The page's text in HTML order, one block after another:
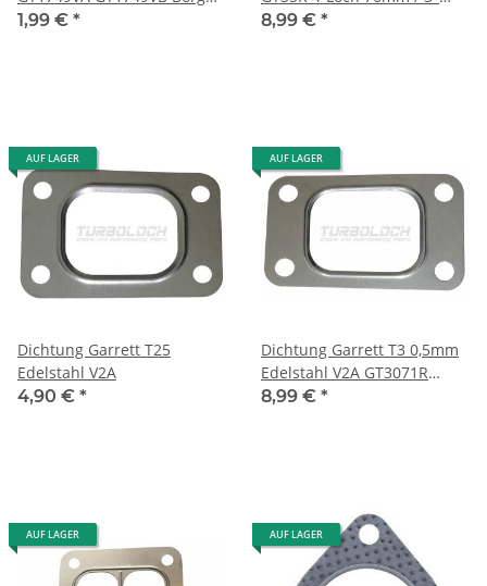
Warner BV39 BV43 Edelstahl
1,99 € *
Edelstahl V2A
8,99 € *
AUF LAGER
Dichtung Garrett T25
Edelstahl V2A
4,90 € *
AUF LAGER
Dichtung Garrett T3 0,5mm
Edelstahl V2A GT3071R
GT3076R GTX3071R
8,99 € *
AUF LAGER AUF LAGER